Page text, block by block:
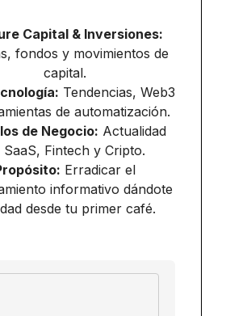
Capital & Inversiones:
fondos y movimientos de
capital.
Tendencias, Web3
de automatización.
de Negocio: Actualidad
SaaS, Fintech y Cripto.
Erradicar el
informativo dándote
desde tu primer café.